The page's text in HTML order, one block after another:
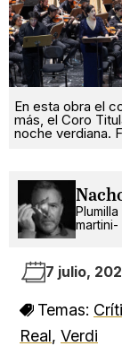
En esta obra el
más, el Coro
noche verdiana.
7 julio,
Temas:
Real, Verdi